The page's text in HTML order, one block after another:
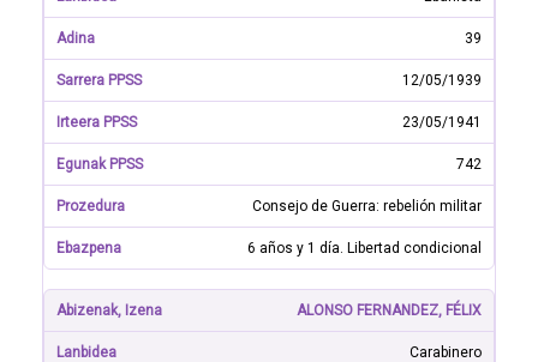
39
12/05/1939
23/05/1941
742
Consejo de Guerra: rebelión militar
6 años y 1 día. Libertad condicional
ALONSO FERNANDEZ, FÉLIX
Carabinero